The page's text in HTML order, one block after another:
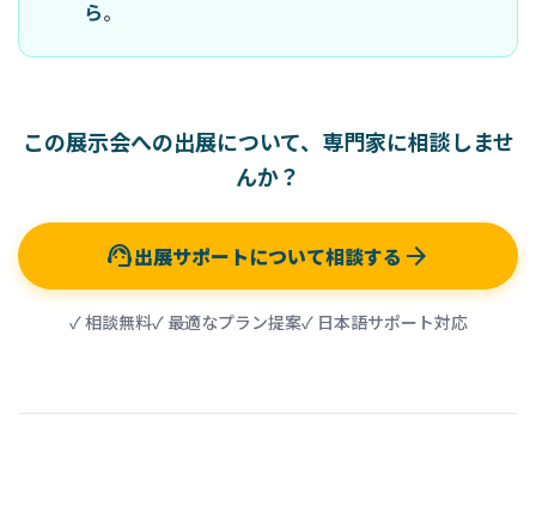
ら。
この展示会への出展について、専門家に相談しませ
んか？
support_agent出展サポートについて相談する arrow_forward
✓ 相談無料✓ 最適なプラン提案✓ 日本語サポート対応